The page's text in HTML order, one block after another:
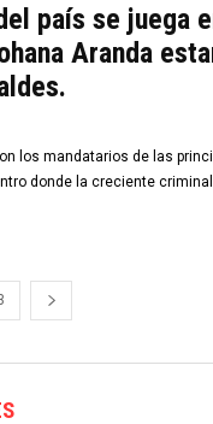
país se juega
Aranda
los mandatarios de las
donde la creciente